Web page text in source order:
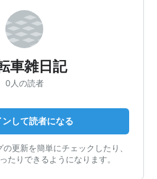
車雑日記
0人の読者
ンして読者になる
更新を簡単にチェックしたり、
たりできるようになります。